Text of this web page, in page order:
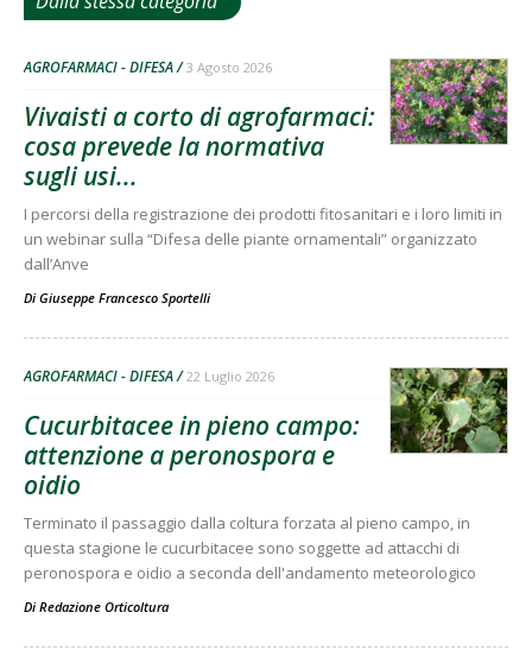
AGROFARMACI - DIFESA 3 Agosto 2026
Vivaisti a corto di agrofarmaci:
cosa prevede la normativa
sugli usi...
I percorsi della registrazione dei prodotti fitosanitari e i loro limiti in
un webinar sulla “Difesa delle piante ornamentali” organizzato
dall’Anve
Di Giuseppe Francesco Sportelli
AGROFARMACI - DIFESA 22 Luglio 2026
Cucurbitacee in pieno campo:
attenzione a peronospora e
oidio
Terminato il passaggio dalla coltura forzata al pieno campo, in
questa stagione le cucurbitacee sono soggette ad attacchi di
peronospora e oidio a seconda dell'andamento meteorologico
Di Redazione Orticoltura